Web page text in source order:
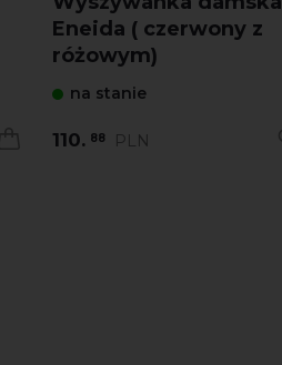
Eneida ( czerwony z
różowym)
na stanie
110. 88 PLN